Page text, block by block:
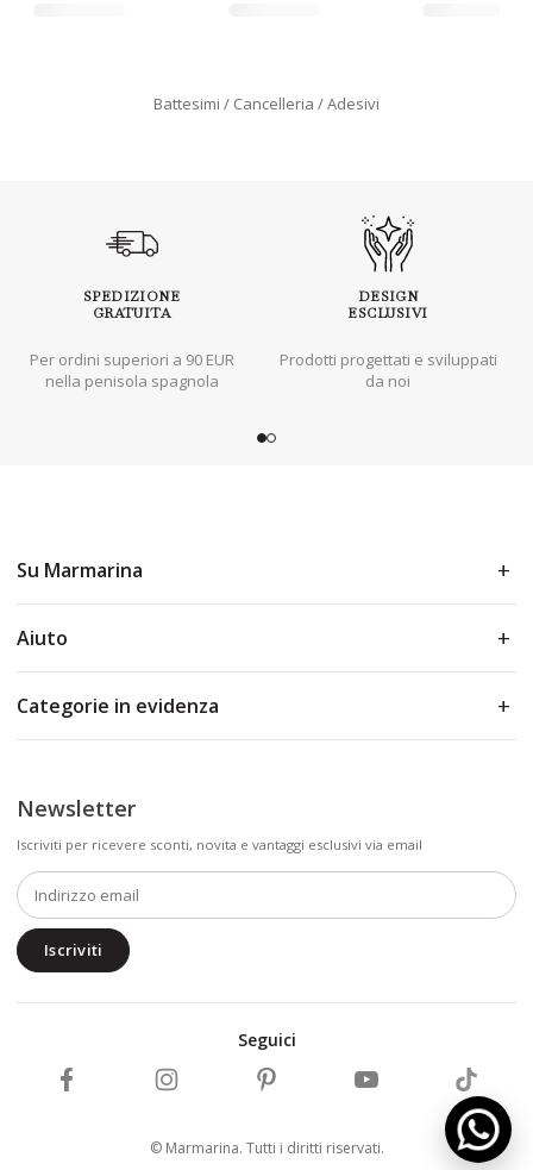
Battesimi Cancelleria Adesivi
SPEDIZIONE
GRATUITA
Per ordini superiori a 90 EUR
nella penisola spagnola
DESIGN
ESCLUSIVI
Prodotti progettati e sviluppati
da noi
Su Marmarina
Aiuto
Categorie in evidenza
Newsletter
Iscriviti per ricevere sconti, novita e vantaggi esclusivi via email
Iscriviti
Seguici
Segui Marmarina su Facebook
Segui Marmarina su Instagram
Segui Marmarina su Pinterest
Segui Marmarina su
Segui
© Marmarina. Tutti i diritti riservati.